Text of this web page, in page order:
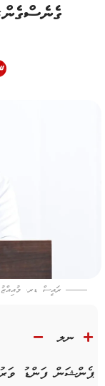
ރައީސް ޑރ. މުއިއްޒު
ނލ
ޕެންޝަން ފަންޑު